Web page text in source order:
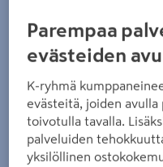
Zoomaa
Parempaa
evästeiden
K-ryhmä
evästeitä, joiden
toivotulla tavalla.
palveluiden
yksilöllinen